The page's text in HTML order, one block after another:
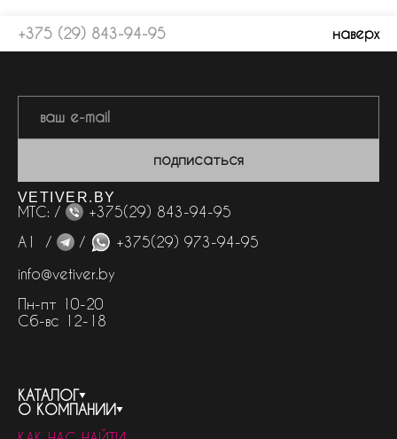
+375 (29) 843-94-95 наверх
подписаться
VETIVER.BY
МТС: /
+375(29) 843-94-95
А1 /
/
+375(29) 973-94-95
info@vetiver.by
Пн-пт 10-20
Сб-вс 12-18
КАТАЛОГ
весь каталог
О КОМПАНИИ